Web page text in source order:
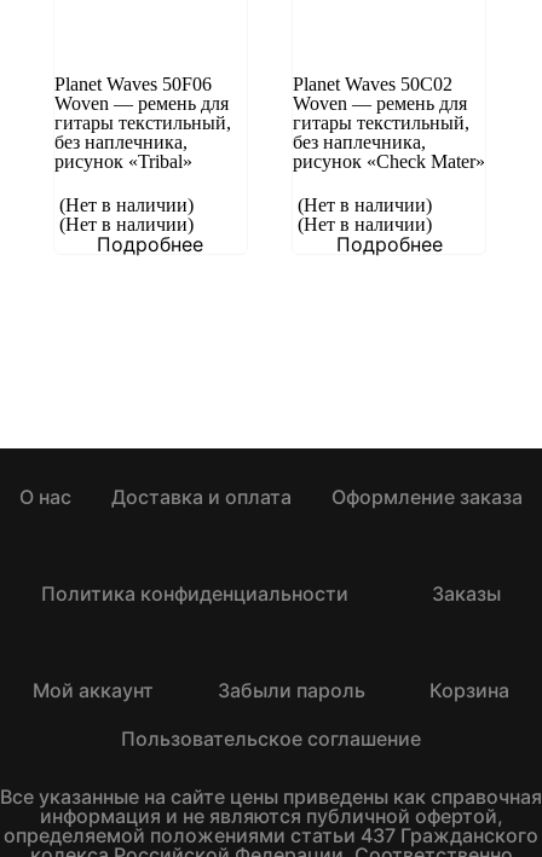
Planet Waves 50F06
Woven — ремень для
гитары текстильный,
без наплечника,
рисунок «Tribal»
(Нет в наличии)
(Нет в наличии)
Подробнее
Planet Waves 50C02
Woven — ремень для
гитары текстильный,
без наплечника,
рисунок «Check Mater»
(Нет в наличии)
(Нет в наличии)
Подробнее
О нас Доставка и оплата Оформление заказа
Политика конфиденциальности Заказы
Мой аккаунт Забыли пароль
Корзина
Пользовательское соглашение
Все указанные на сайте цены приведены как справочная
информация и не являются публичной офертой,
определяемой положениями статьи 437 Гражданского